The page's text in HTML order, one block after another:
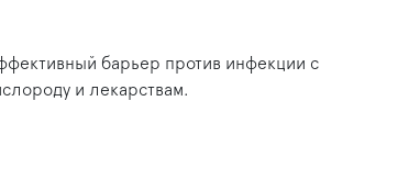
барьер против инфекции с
и лекарствам.